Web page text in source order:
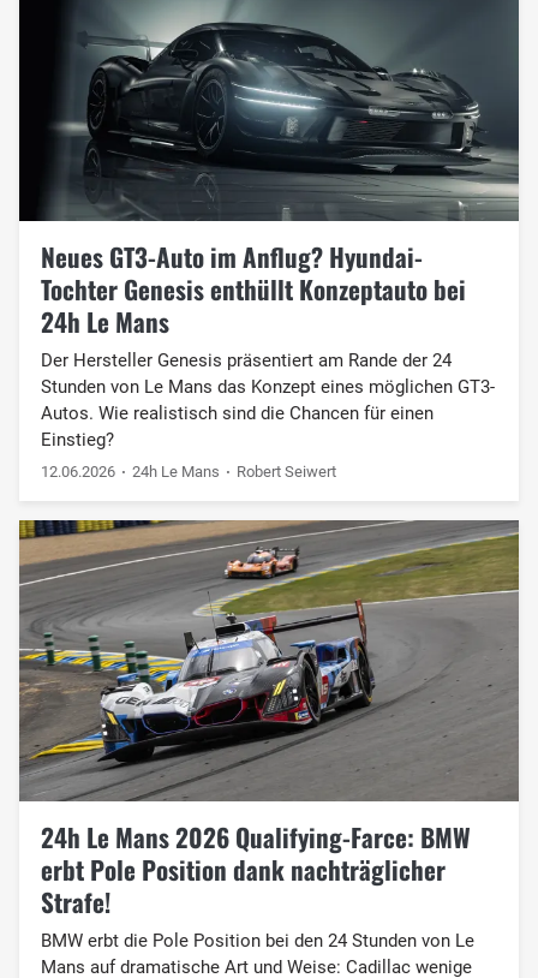
Neues GT3-Auto im Anflug? Hyundai-
Tochter Genesis enthüllt Konzeptauto bei
24h Le Mans
Der Hersteller Genesis präsentiert am Rande der 24
Stunden von Le Mans das Konzept eines möglichen GT3-
Autos. Wie realistisch sind die Chancen für einen
Einstieg?
12.06.2026 24h Le Mans Robert Seiwert
24h Le Mans 2026 Qualifying-Farce: BMW
erbt Pole Position dank nachträglicher
Strafe!
BMW erbt die Pole Position bei den 24 Stunden von Le
Mans auf dramatische Art und Weise: Cadillac wenige